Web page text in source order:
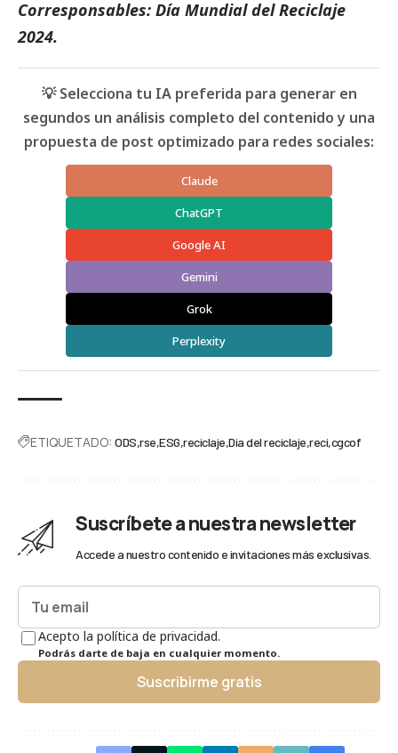
Corresponsables: Día Mundial del Reciclaje
2024.
💡 Selecciona tu IA preferida para generar en
segundos un análisis completo del contenido y una
propuesta de post optimizado para redes sociales:
Claude
ChatGPT
Google AI
Gemini
Grok
Perplexity
ETIQUETADO: ODS rse ESG reciclaje Dia del reciclaje reci cgcof
Suscríbete a nuestra newsletter
Accede a nuestro contenido e invitaciones más exclusivas.
Acepto la política de privacidad.
Podrás darte de baja en cualquier momento.
Suscribirme gratis